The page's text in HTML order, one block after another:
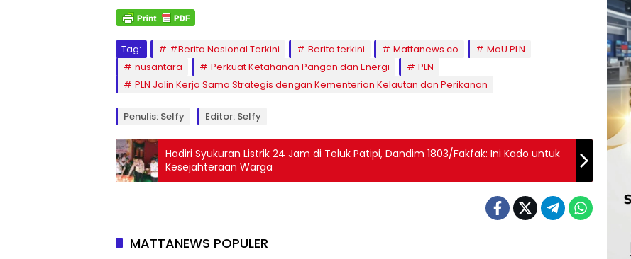
Tag: #Berita Nasional Terkini Berita terkini Mattanews.co
MoU PLN
nusantara
Perkuat Ketahanan Pangan dan Energi
PLN
PLN Jalin Kerja Sama Strategis dengan Kementerian Kelautan dan Perikanan
Penulis: Selfy Editor: Selfy
Hadiri Syukuran Listrik 24 Jam di Teluk Patipi, Dandim 1803/Fakfak: Ini Kado untuk
Kesejahteraan Warga
MATTANEWS POPULER